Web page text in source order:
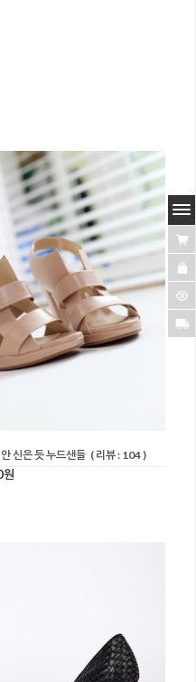
신은 듯 누드샌들 ( 리뷰 : 104 )